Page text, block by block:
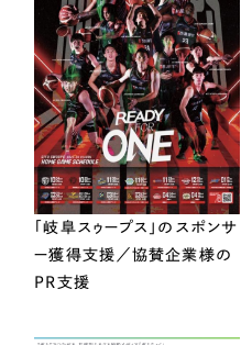
「岐阜スゥープス」のスポンサ
ー獲得支援／協賛企業様の
PR支援